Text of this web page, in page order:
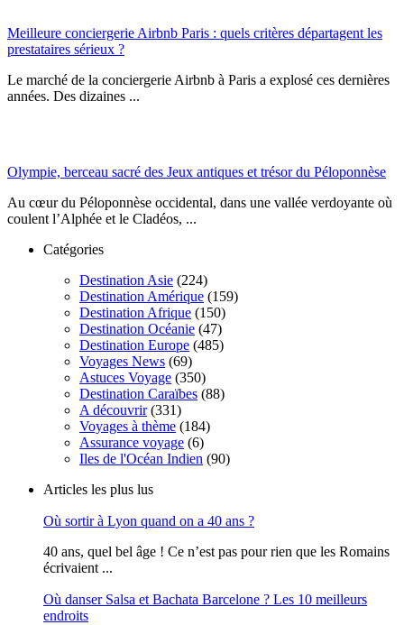
Meilleure conciergerie Airbnb Paris : quels critères départagent les
prestataires sérieux ?
Le marché de la conciergerie Airbnb à Paris a explosé ces dernières
années. Des dizaines ...
Olympie, berceau sacré des Jeux antiques et trésor du Péloponnèse
Au cœur du Péloponnèse occidental, dans une vallée verdoyante où
coulent l’Alphée et le Cladéos, ...
Catégories
Destination Asie (224)
Destination Amérique (159)
Destination Afrique (150)
Destination Océanie (47)
Destination Europe (485)
Voyages News (69)
Astuces Voyage (350)
Destination Caraïbes (88)
A découvrir(331)
Voyages à thème (184)
Assurance voyage (6)
Iles de l'Océan Indien (90)
Articles les plus lus
Où sortir à Lyon quand on a 40 ans ?
40 ans, quel bel âge ! Ce n’est pas pour rien que les Romains
écrivaient ...
Où danser Salsa et Bachata Barcelone ? Les 10 meilleurs
endroits